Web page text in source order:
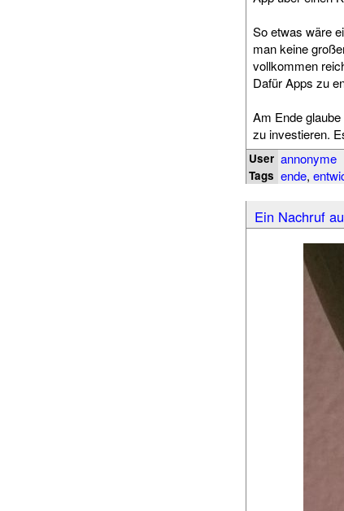
So etwas wäre
man keine
vollkommen
Dafür Apps zu
Am Ende
zu investieren.
User annonyme
Tags ende,
Ein Nachruf